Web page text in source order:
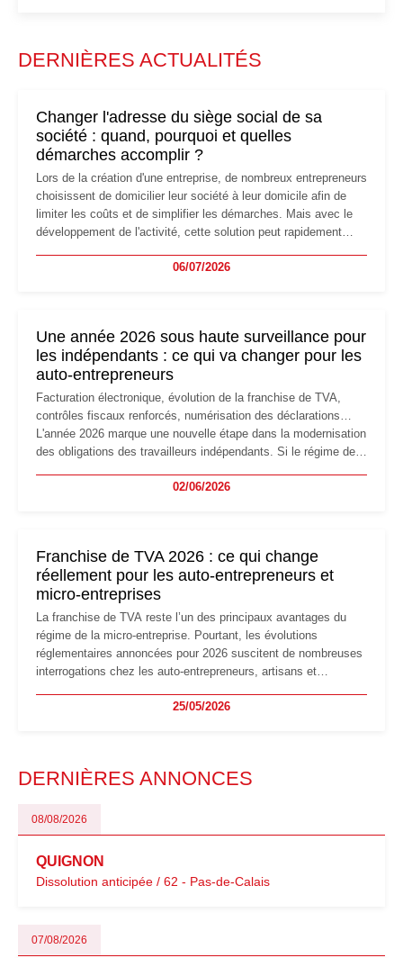
DERNIÈRES ACTUALITÉS
Changer l'adresse du siège social de sa
société : quand, pourquoi et quelles
démarches accomplir ?
Lors de la création d'une entreprise, de nombreux entrepreneurs
choisissent de domicilier leur société à leur domicile afin de
limiter les coûts et de simplifier les démarches. Mais avec le
développement de l'activité, cette solution peut rapidement
professionnels, recrutement, image de marque… Le
06/07/2026
Une année 2026 sous haute surveillance pour
les indépendants : ce qui va changer pour les
auto-entrepreneurs
Facturation électronique, évolution de la franchise de TVA,
contrôles fiscaux renforcés, numérisation des déclarations…
L'année 2026 marque une nouvelle étape dans la modernisation
des obligations des travailleurs indépendants. Si le régime de
les auto-entrepreneurs devront s'adapter à un environnement
02/06/2026
Franchise de TVA 2026 : ce qui change
réellement pour les auto-entrepreneurs et
micro-entreprises
La franchise de TVA reste l’un des principaux avantages du
régime de la micro-entreprise. Pourtant, les évolutions
réglementaires annoncées pour 2026 suscitent de nombreuses
interrogations chez les auto-entrepreneurs, artisans et
facturation ou risque de bascule vers la TVA : les règles
25/05/2026
DERNIÈRES ANNONCES
08/08/2026
QUIGNON
Dissolution anticipée / 62 - Pas-de-Calais
07/08/2026